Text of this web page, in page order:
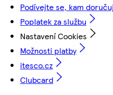
Podívejte se, kam
Poplatek za službu
Nastavení Cookies
Možnosti platby
itesco.cz
Clubcard